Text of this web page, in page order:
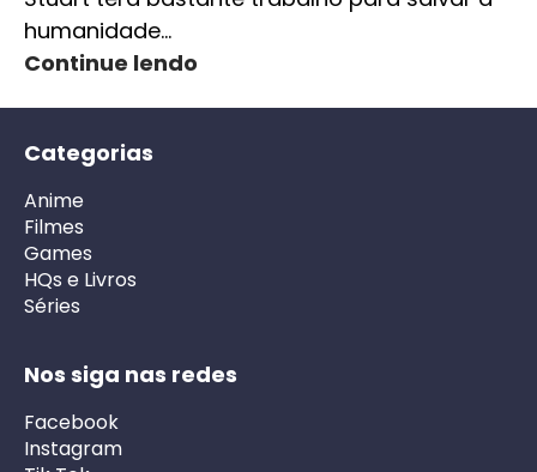
humanidade…
Continue lendo
Categorias
Anime
Filmes
Games
HQs e Livros
Séries
Nos siga nas redes
Facebook
Instagram